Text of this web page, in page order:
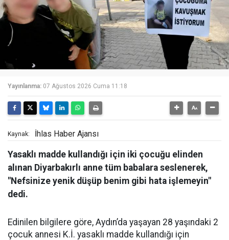
Yayınlanma: 07 Ağustos 2026 Cuma 11:18
Kaynak: İhlas Haber Ajansı
Yasaklı madde kullandığı için iki çocuğu elinden
alınan Diyarbakırlı anne tüm babalara seslenerek,
"Nefsinize yenik düşüp benim gibi hata işlemeyin"
dedi.
Edinilen bilgilere göre, Aydın’da yaşayan 28 yaşındaki 2
çocuk annesi K.İ. yasaklı madde kullandığı için